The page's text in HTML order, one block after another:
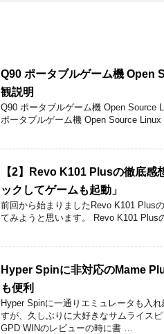
Q90 ポータブルゲーム機 Open
観説明
Q90 ポータブルゲーム機 Open Source
ポータブルゲーム機 Open Source
【2】Revo K101 Plusの徹底感
ックしてゲームも起動」
前回から始まりましたRevo K101 Plus
てみようと思います。 Revo K101
Hyper Spinに非対応のMame
も便利
Hyper Spinに一通りエミュレータも入
すが、久しぶりに大好きなサムライス
GPD WINのレビューの時に書 …